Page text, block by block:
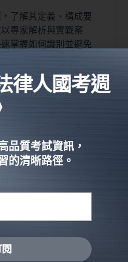
了解其定義、構成要
專家解析與實戰案
掌握如何識別並避免
律人國考週
品質考試資訊，
的清晰路徑。